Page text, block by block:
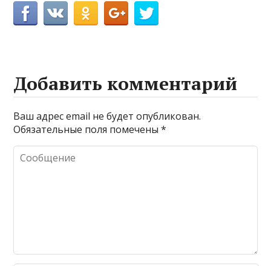
Добавить комментарий
Ваш адрес email не будет опубликован.
Обязательные поля помечены*